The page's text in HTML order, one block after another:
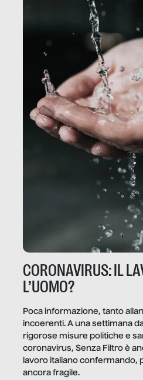
CORONAVIRUS: IL
L’UOMO?
Poca informazione, tanto
incoerenti. A una settimana
rigorose misure politiche e
coronavirus, Senza Filtro è
lavoro italiano confermando,
ancora fragile.